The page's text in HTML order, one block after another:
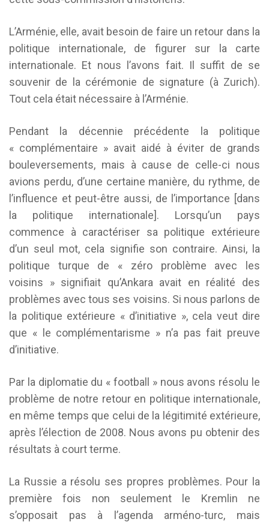
L’Arménie, elle, avait besoin de faire un retour dans la
politique internationale, de figurer sur la carte
internationale. Et nous l’avons fait. Il suffit de se
souvenir de la cérémonie de signature (à Zurich).
Tout cela était nécessaire à l’Arménie.
Pendant la décennie précédente la politique
« complémentaire » avait aidé à éviter de grands
bouleversements, mais à cause de celle-ci nous
avions perdu, d’une certaine manière, du rythme, de
l’influence et peut-être aussi, de l’importance [dans
la politique internationale]. Lorsqu’un pays
commence à caractériser sa politique extérieure
d’un seul mot, cela signifie son contraire. Ainsi, la
politique turque de « zéro problème avec les
voisins » signifiait qu’Ankara avait en réalité des
problèmes avec tous ses voisins. Si nous parlons de
la politique extérieure « d’initiative », cela veut dire
que « le complémentarisme » n’a pas fait preuve
d’initiative.
Par la diplomatie du « football » nous avons résolu le
problème de notre retour en politique internationale,
en même temps que celui de la légitimité extérieure,
après l’élection de 2008. Nous avons pu obtenir des
résultats à court terme.
La Russie a résolu ses propres problèmes. Pour la
première fois non seulement le Kremlin ne
s’opposait pas à l’agenda arméno-turc, mais